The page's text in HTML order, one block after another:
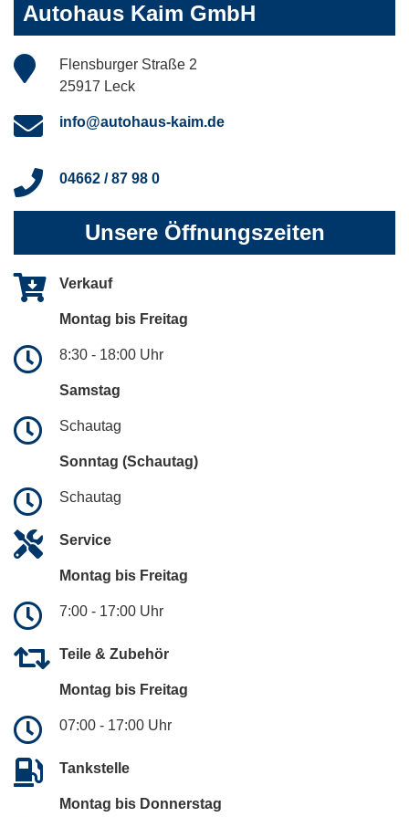
Autohaus Kaim GmbH
Flensburger Straße 2
25917 Leck
info@autohaus-kaim.de
04662 / 87 98 0
Unsere Öffnungszeiten
Verkauf
Montag bis Freitag
8:30 - 18:00 Uhr
Samstag
Schautag
Sonntag (Schautag)
Schautag
Service
Montag bis Freitag
7:00 - 17:00 Uhr
Teile & Zubehör
Montag bis Freitag
07:00 - 17:00 Uhr
Tankstelle
Montag bis Donnerstag